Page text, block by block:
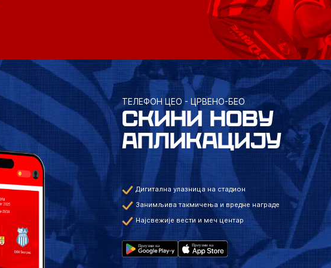
ТЕЛЕФОН ЦЕО - ЦРВЕНО-БЕО
СКИНИ НОВУ
АПЛИКАЦИЈУ
Дигитална улазница на стадион
Занимљива такмичења и вредне награде
Најсвежије вести и меч центар